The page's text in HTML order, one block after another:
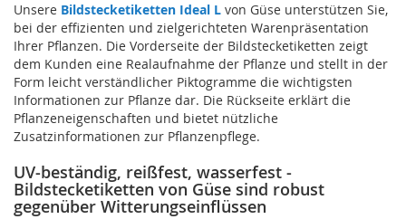
Unsere Bildstecketiketten Ideal L von Güse unterstützen Sie,
bei der effizienten und zielgerichteten Warenpräsentation
Ihrer Pflanzen. Die Vorderseite der Bildstecketiketten zeigt
dem Kunden eine Realaufnahme der Pflanze und stellt in der
Form leicht verständlicher Piktogramme die wichtigsten
Informationen zur Pflanze dar. Die Rückseite erklärt die
Pflanzeneigenschaften und bietet nützliche
Zusatzinformationen zur Pflanzenpflege.
UV-beständig, reißfest, wasserfest -
Bildstecketiketten von Güse sind robust
gegenüber Witterungseinflüssen